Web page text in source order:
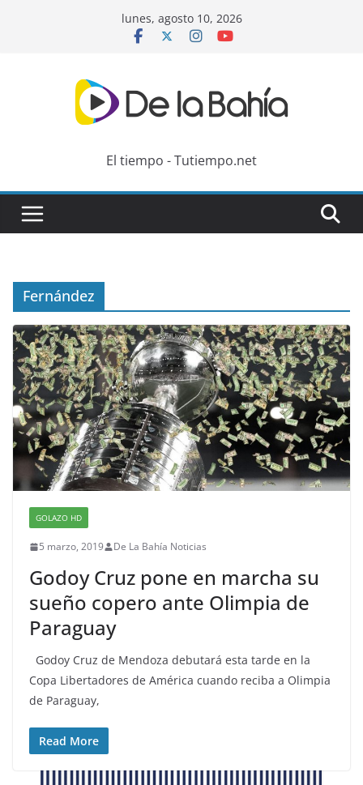
lunes, agosto 10, 2026
El tiempo - Tutiempo.net
Fernández
GOLAZO HD
5 marzo, 2019 De La Bahía Noticias
Godoy Cruz pone en marcha su
sueño copero ante Olimpia de
Paraguay
Godoy Cruz de Mendoza debutará esta tarde en la
Copa Libertadores de América cuando reciba a Olimpia
de Paraguay,
Read More